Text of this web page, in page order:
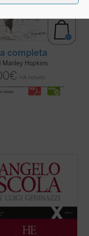
completa
Manley Hopkins
€ IVA incluido
ebook:
conversación con el
Luigi Geninazzi el cardenal
aborda, junto con los
centrales de su itinerario vital, la
y situación de la Iglesia y la
europea en el último medio siglo.